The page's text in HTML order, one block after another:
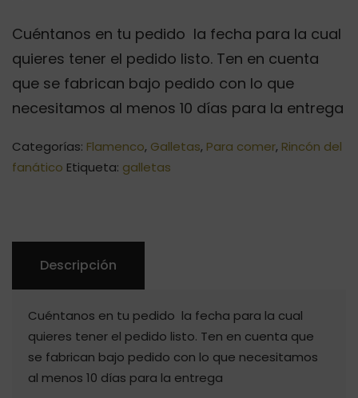
Cuéntanos en tu pedido la fecha para la cual
quieres tener el pedido listo. Ten en cuenta
que se fabrican bajo pedido con lo que
necesitamos al menos 10 días para la entrega
Categorías: Flamenco, Galletas, Para comer, Rincón del
fanático Etiqueta: galletas
Descripción
Cuéntanos en tu pedido la fecha para la cual
quieres tener el pedido listo. Ten en cuenta que
se fabrican bajo pedido con lo que necesitamos
al menos 10 días para la entrega